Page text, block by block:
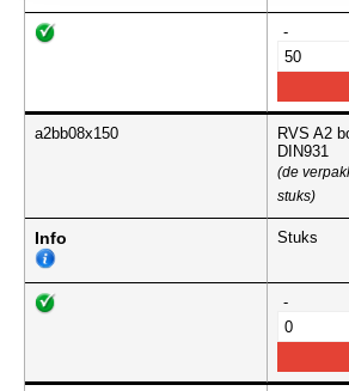
-
a2bb08x150
RVS A2
DIN931
(de
stuks)
Info Stuks
-